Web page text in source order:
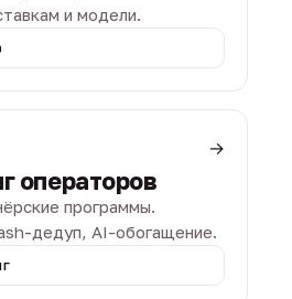
и модели.
→
операторов
программы.
дедуп, AI-обогащение.